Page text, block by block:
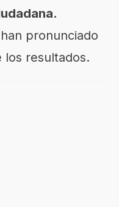
pronunciado
los resultados.